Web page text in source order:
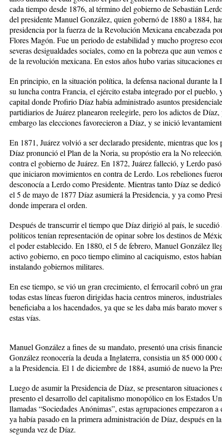
cada tiempo desde 1876, al término del gobierno de Sebastián
del presidente Manuel González, quien gobernó de 1880 a 1884,
presidencia por la fuerza de la Revolución Mexicana encabezada
Flores Magón. Fue un periodo de estabilidad y mucho progreso
severas desigualdades sociales, como en la pobreza que aun
de la revolución mexicana. En estos años hubo varias situcaciones
En principio, en la situación política, la defensa nacional durante
su luncha contra Francia, el ejército estaba integrado por el pueblo,
capital donde Profirio Díaz había administrado asuntos
partidiarios de Juárez planearon reelegirle, pero los adictos de
embargo las elecciones favorecieron a Díaz, y se inició
En 1871, Juárez volvió a ser declarado presidente, mientras que
Díaz pronunció el Plan de la Noria, su propóstio era la No releeción
contra el gobierno de Juárez. En 1872, Juárez falleció, y Lerdo
que iniciaron movimientos en contra de Lerdo. Los rebeliones
desconocía a Lerdo como Presidente. Mientras tanto Díaz se
el 5 de mayo de 1877 Díaz asumierá la Presidencia, y ya como
donde imperara el orden.
Después de transcurrir el tiempo que Díaz dirigió al país, le
políticos tenían representación de opinar sobre los destinos de
el poder establecido. En 1880, el 5 de febrero, Manuel González
activo gobierno, en poco tiempo elimino al caciquismo, estos
instalando gobiernos militares.
En ese tiempo, se vió un gran crecimiento, el ferrocaril cobró un
todas estas líneas fueron dirigidas hacia centros mineros,
beneficiaba a los hacendados, ya que se les daba más barato
estas vías.
Manuel González a fines de su mandato, presentó una crisis
González reonocería la deuda a Inglaterra, consistia un 85 000
a la Presidencia. El 1 de diciembre de 1884, asumió de nuevo la
Luego de asumir la Presidencia de Díaz, se presentaron situaciones
presento el desarrollo del capitalismo monopólico en los Estados
llamadas “Sociedades Anónimas”, estas agrupaciones empezaron
ya había pasado en la primera administración de Díaz, después en
segunda vez de Díaz.